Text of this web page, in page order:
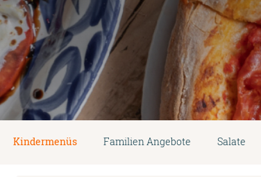
Kindermenüs Familien Angebote Salate